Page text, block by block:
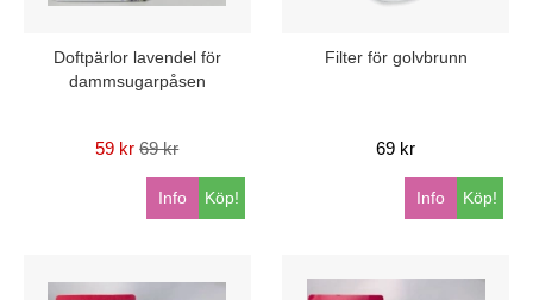
Doftpärlor lavendel för
dammsugarpåsen
59 kr 69 kr
Köp!
Info
Filter för golvbrunn
69 kr
Köp!
Info